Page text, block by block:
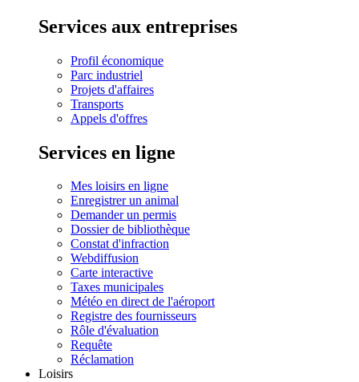
Services aux entreprises
Profil économique
Parc industriel
Projets d'affaires
Transports
Appels d'offres
Services en ligne
Mes loisirs en ligne
Enregistrer un animal
Demander un permis
Dossier de bibliothèque
Constat d'infraction
Webdiffusion
Carte interactive
Taxes municipales
Météo en direct de l'aéroport
Registre des fournisseurs
Rôle d'évaluation
Requête
Réclamation
Loisirs